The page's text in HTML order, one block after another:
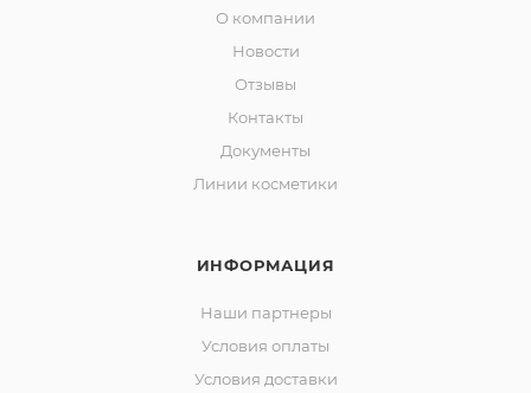
О компании
Новости
Отзывы
Контакты
Документы
Линии косметики
ИНФОРМАЦИЯ
Наши партнеры
Условия оплаты
Условия доставки